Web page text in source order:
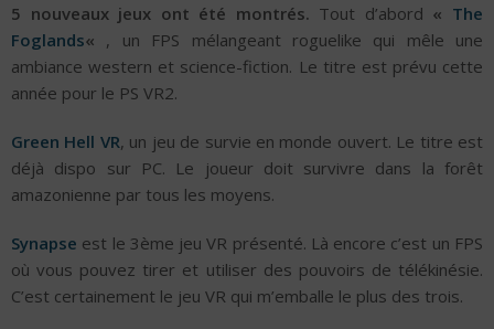
5 nouveaux jeux ont été montrés. Tout d’abord « The
Foglands« , un FPS mélangeant roguelike qui mêle une
ambiance western et science-fiction. Le titre est prévu cette
année pour le PS VR2.
Green Hell VR, un jeu de survie en monde ouvert. Le titre est
déjà dispo sur PC. Le joueur doit survivre dans la forêt
amazonienne par tous les moyens.
Synapse est le 3ème jeu VR présenté. Là encore c’est un FPS
où vous pouvez tirer et utiliser des pouvoirs de télékinésie.
C’est certainement le jeu VR qui m’emballe le plus des trois.